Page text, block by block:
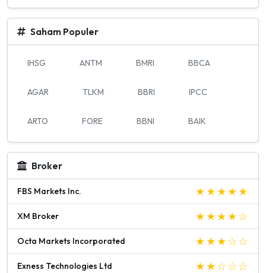
Saham Populer
IHSG ANTM BMRI BBCA
AGAR TLKM BBRI IPCC
ARTO FORE BBNI BAIK
Broker
FBS Markets Inc.
XM Broker
Octa Markets Incorporated
Exness Technologies Ltd